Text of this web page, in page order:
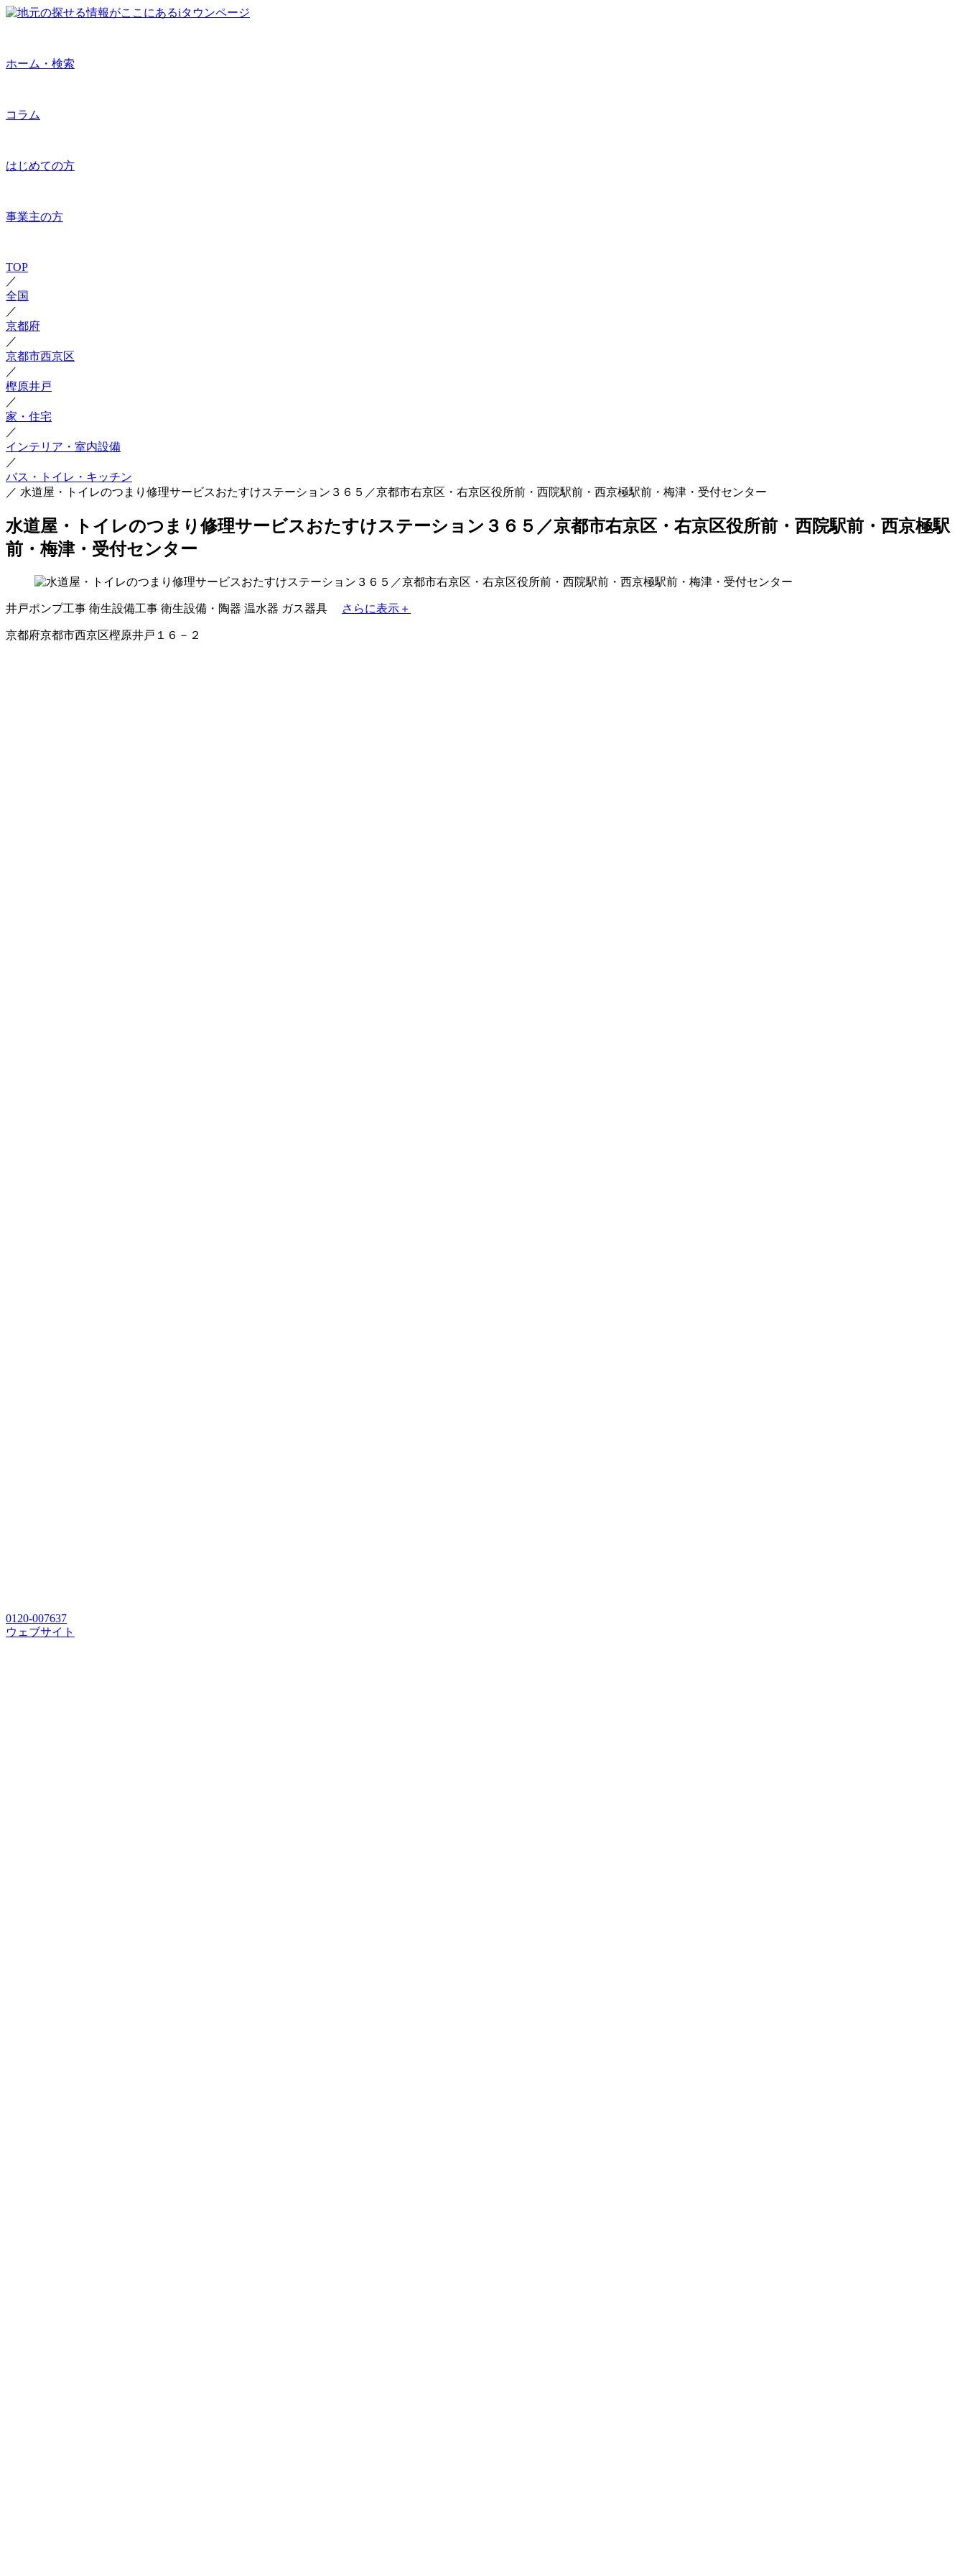
ホーム・検索
コラム
はじめての方
事業主の方
TOP
／
全国
／
京都府
／
京都市西京区
／
樫原井戸
／
家・住宅
／
インテリア・室内設備
／
バス・トイレ・キッチン
／ 水道屋・トイレのつまり修理サービスおたすけステーション３６５／京都市右京区・右京区役所前・西院駅前・西京極駅前・梅津・受付センター
水道屋・トイレのつまり修理サービスおたすけステーション３６５／京都市右京区・右京区役所前・西院駅前・西京極駅
前・梅津・受付センター
井戸ポンプ工事 衛生設備工事 衛生設備・陶器 温水器 ガス器具 さらに表示＋
京都府京都市西京区樫原井戸１６－２
0120-007637
ウェブサイト